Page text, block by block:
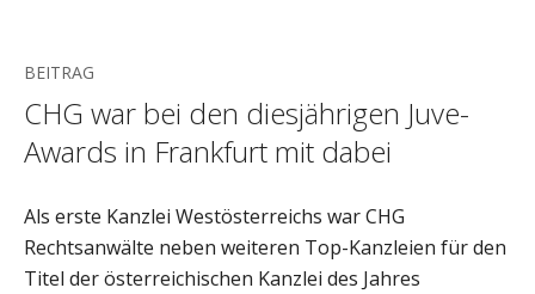
BEITRAG
CHG war bei den diesjährigen Juve-
Awards in Frankfurt mit dabei
Als erste Kanzlei Westösterreichs war CHG
Rechtsanwälte neben weiteren Top-Kanzleien für den
Titel der österreichischen Kanzlei des Jahres